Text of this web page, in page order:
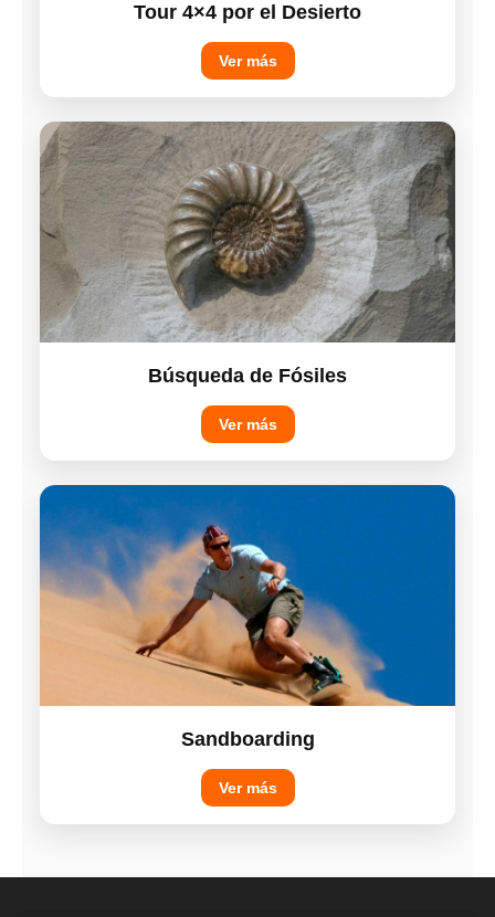
Tour 4×4 por el Desierto
Ver más
Búsqueda de Fósiles
Ver más
Sandboarding
Ver más